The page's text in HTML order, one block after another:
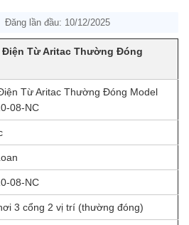
Đăng lần đầu: 10/12/2025
Từ Aritac Thường Đóng
Từ Aritac Thường Đóng Model
08-NC
08-NC
3 cổng 2 vị trí (thường đóng)